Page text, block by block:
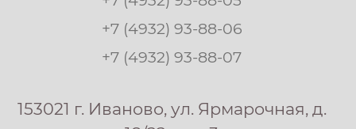
+7 (4932) 93-88-06
+7 (4932) 93-88-07
153021 г. Иваново, ул. Ярмарочная, д.